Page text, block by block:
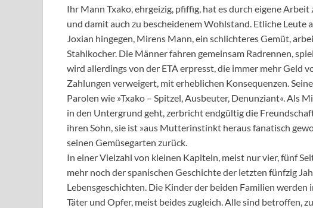
Ihr Mann Txako, ehrgeizig, pfiffig, hat es durch eigene
und damit auch zu bescheidenem Wohlstand. Etliche Leute
Joxian hingegen, Mirens Mann, ein schlichteres Gemüt,
Stahlkocher. Die Männer fahren gemeinsam Radrennen,
wird allerdings von der ETA erpresst, die immer mehr Geld
Zahlungen verweigert, mit erheblichen Konsequenzen.
Parolen wie »Txako – Spitzel, Ausbeuter, Denunziant«. Als
in den Untergrund geht, zerbricht endgültig die
ihren Sohn, sie ist »aus Mutterinstinkt heraus fanatisch
seinen Gemüsegarten zurück.
In einer Vielzahl von kleinen Kapiteln, meist nur vier, fünf
mehr noch der spanischen Geschichte der letzten fünfzig
Lebensgeschichten. Die Kinder der beiden Familien werden
Täter und Opfer, meist beides zugleich. Alle sind betroffen,